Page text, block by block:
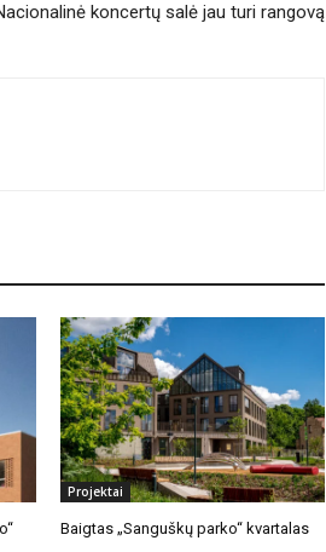
koncertų salė jau turi rangovą
Projektai
Baigtas „Sanguškų parko“ kvartalas